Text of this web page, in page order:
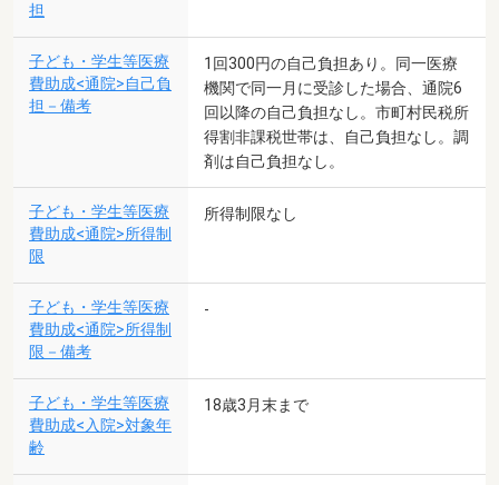
担
子ども・学生等医療
費助成<通院>自己負
担－備考
1回300円の自己負担あり。同一医療
機関で同一月に受診した場合、通院6
回以降の自己負担なし。市町村民税所
得割非課税世帯は、自己負担なし。調
剤は自己負担なし。
子ども・学生等医療
費助成<通院>所得制
限
所得制限なし
子ども・学生等医療
費助成<通院>所得制
限－備考
-
子ども・学生等医療
費助成<入院>対象年
齢
18歳3月末まで